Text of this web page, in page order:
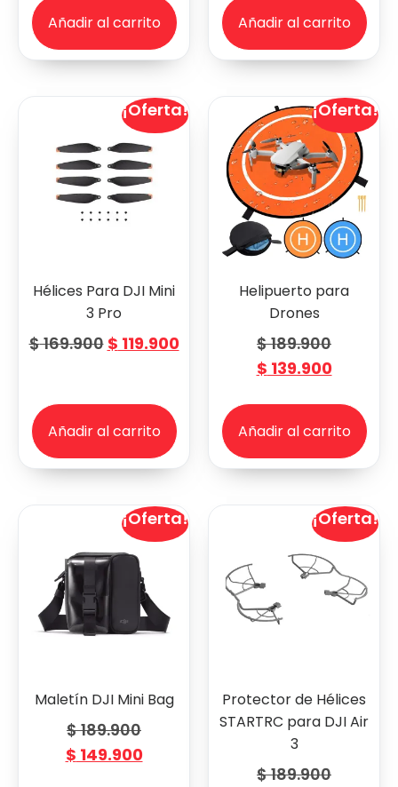
Añadir al carrito Añadir al carrito
¡Oferta!
Hélices Para DJI Mini
3 Pro
$169.900 $ 119.900
Añadir al carrito
¡Oferta!
Helipuerto para
Drones
$189.900
$ 139.900
Añadir al carrito
¡Oferta!
Maletín DJI Mini Bag
$189.900
$ 149.900
¡Oferta!
Protector de Hélices
STARTRC para DJI Air
3
$189.900